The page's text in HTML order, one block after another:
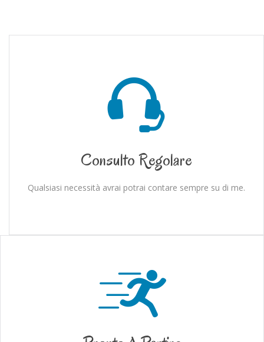
Consulto Regolare
Qualsiasi necessità avrai potrai contare sempre su di me.